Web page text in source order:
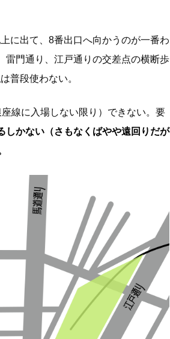
に出て、8番出口へ向かうのが一番わ
雷門通り、江戸通りの交差点の横断歩
普段使わない。
線に入場しない限り）できない。要
しかない（さもなくばやや遠回りだが